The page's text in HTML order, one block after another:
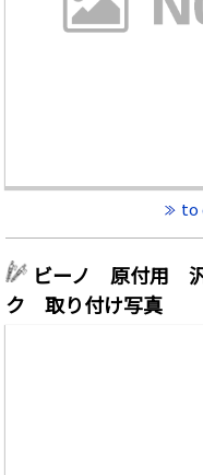
to
ビーノ 原付用
ク 取り付け写真